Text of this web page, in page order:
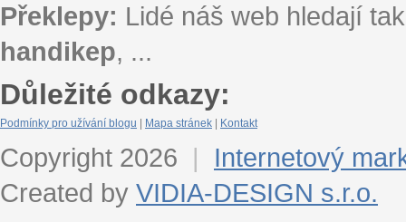
Překlepy: Lidé náš web hledají
handikep, ...
Důležité odkazy:
Podmínky pro užívání blogu Mapa stránek Kontakt
Copyright 2026 |
Internetový
Created by VIDIA-DESIGN s.r.o.